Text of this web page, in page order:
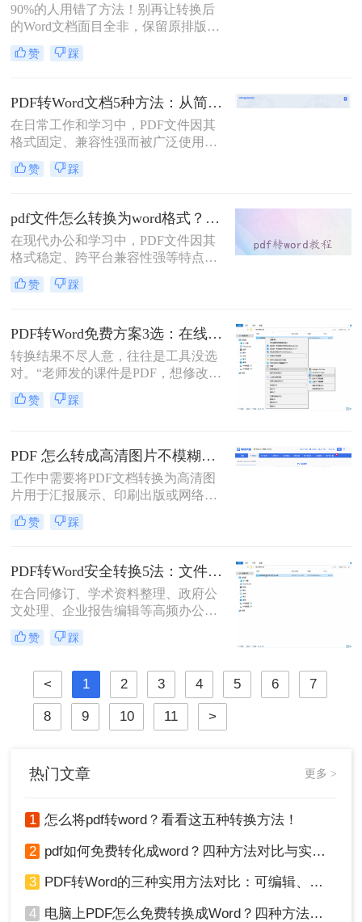
90%的人用错了方法！别再让转换后
的Word文档面目全非，保留原排版的
秘密就在这里。“这表格怎么全乱
了？”、“字体全变了，我还得一个个
PDF转为Word文档时，最崩溃的瞬
间。一份精心排版的PDF报告，转换
后却变成需要“二次加工”的混乱文
档，不仅浪费时间，更可能引发关键
信息错漏的风险。那么pdf转word怎么
保留原排版呢？
赞 踩
PDF转Word文档5种方法：从简单复制到专业软件的适用范围！
在日常工作和学习中，PDF文件因其
格式固定、兼容性强而被广泛使用。
然而，PDF的静态特性也带来了编辑
困难的问题。为了便于修改和协作，
许多用户的刚需。那么pdf怎么转换成
word文档呢？本文将详细介绍五种常
用的PDF转Word方法，帮助您选择最
适合自己的解决方案。
赞 踩
pdf文件怎么转换为word格式？这3种转换方法可以尝试下！
在现代办公和学习中，PDF文件因其
格式稳定、跨平台兼容性强等特点而
被广泛使用。然而，当需要编辑PDF
文件中的内容时，将其转换为Word格
换为word格式呢？本文将介绍三种简
单实用的方法，帮助您轻松将PDF文
件转换为Word格式。
赞 踩
PDF转Word免费方案3选：在线免费额度、客户端试用和Word自带的区别！
转换结果不尽人意，往往是工具没选
对。“老师发的课件是PDF，想修改内
容怎么办？”“客户发来的合同是
PDF，需要调整条款怎么处理？”从事
的“灵魂拷问”。
赞 踩
PDF 怎么转成高清图片不模糊？5种高清转换方法（2026实测指南）
工作中需要将PDF文档转换为高清图
片用于汇报展示、印刷出版或网络分
享，但转换后图片模糊不清、细节丢
失、放大后出现马赛克……这些"清
能导致重要信息无法识别。那么PDF
怎么转成高清图片不模糊呢？别再忍
受模糊图片！本文直击痛点，提供可
立即执行的高清转换方案，助您10分
钟内获得印刷级清晰度！
赞 踩
PDF转Word安全转换5法：文件加密、隐私保护和格式修复完整方案！
在合同修订、学术资料整理、政府公
文处理、企业报告编辑等高频办公场
景中，将PDF精准转换为可编辑Word
文档是效率刚需，却也是“翻车”重灾
坏、敏感信息泄露……2025年国家网
信办通报多起因在线转换工具导致的
企业核心数据泄露事件！
赞 踩
< 1 2 3 4 5 6 7
8 9 10 11 >
热门文章 更多 >
1 怎么将pdf转word？看看这五种转换方法！
2 pdf如何免费转化成word？四种方法对比与实操指南（附详细表格）
3 PDF转Word的三种实用方法对比：可编辑、保格式、避风险！
4 电脑上PDF怎么免费转换成Word？四种方法对比与实操指南（附详细表格）!